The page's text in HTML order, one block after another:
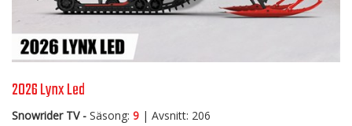
2026 Lynx Led
Snowrider TV - Säsong: 9 | Avsnitt: 206